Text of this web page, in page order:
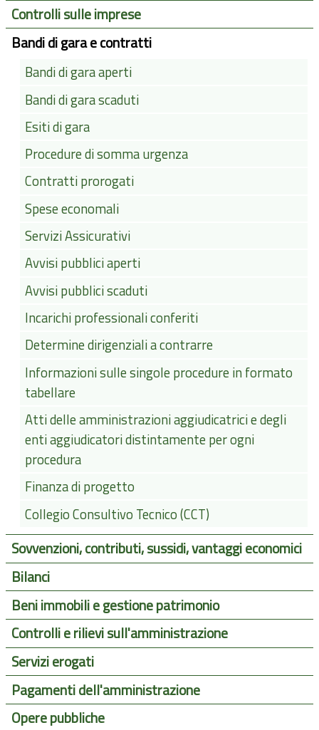
Controlli sulle imprese
Bandi di gara e contratti
Bandi di gara aperti
Bandi di gara scaduti
Esiti di gara
Procedure di somma urgenza
Contratti prorogati
Spese economali
Servizi Assicurativi
Avvisi pubblici aperti
Avvisi pubblici scaduti
Incarichi professionali conferiti
Determine dirigenziali a contrarre
Informazioni sulle singole procedure in formato
tabellare
Atti delle amministrazioni aggiudicatrici e degli
enti aggiudicatori distintamente per ogni
procedura
Finanza di progetto
Collegio Consultivo Tecnico (CCT)
Sovvenzioni, contributi, sussidi, vantaggi economici
Bilanci
Beni immobili e gestione patrimonio
Controlli e rilievi sull'amministrazione
Servizi erogati
Pagamenti dell'amministrazione
Opere pubbliche